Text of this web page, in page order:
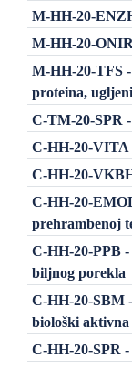
M-HH-20-
M-HH-20-
M-HH-20-TFS
proteina,
C-TM-20-SPR
C-HH-20-VITA
C-HH-20-
C-HH-20-
prehrambenoj
C-HH-20-PPB
biljnog porekla
C-HH-20-SBM
biološki
C-HH-20-SPR